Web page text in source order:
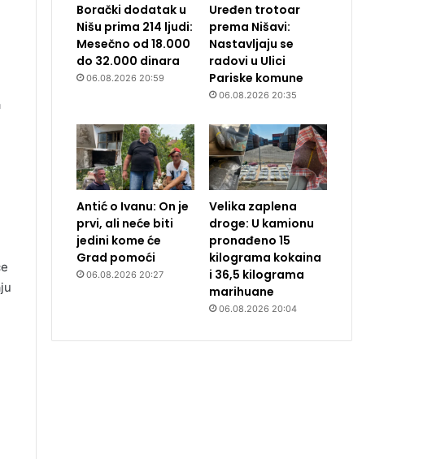
Borački dodatak u
Nišu prima 214 ljudi:
Mesečno od 18.000
do 32.000 dinara
06.08.2026 20:59
Uređen trotoar
prema Nišavi:
Nastavljaju se
radovi u Ulici
Pariske komune
06.08.2026 20:35
Antić o Ivanu: On je
prvi, ali neće biti
jedini kome će
Grad pomoći
06.08.2026 20:27
Velika zaplena
droge: U kamionu
pronađeno 15
kilograma kokaina
i 36,5 kilograma
marihuane
06.08.2026 20:04